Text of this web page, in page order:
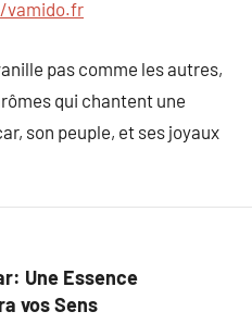
pas comme les autres,
qui chantent une
son peuple, et ses joyaux
Une Essence
vos Sens